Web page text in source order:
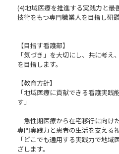
(4)地域医療を推進する実践力と最
技術をもつ専門職業人を目指し研鑽
【目指す看護部】
「気づき」を大切にし、共に考
を目指します。
【教育方針】
「地域医療に貢献できる看護実践
す」
急性期医療から在宅移行に向け
専門実践力と患者の生活を支える
「どこでも通用する実践力で地
ざします。